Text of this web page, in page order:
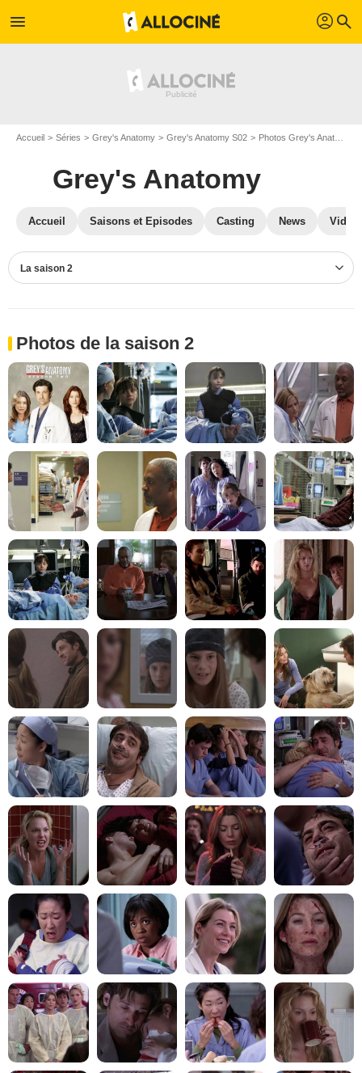
menu profil search
Accueil Séries Grey's Anatomy Grey's Anatomy S02 Photos Grey's Anatomy
Grey's Anatomy
Accueil Saisons et Episodes Casting News
La saison 2
Photos de la saison 2